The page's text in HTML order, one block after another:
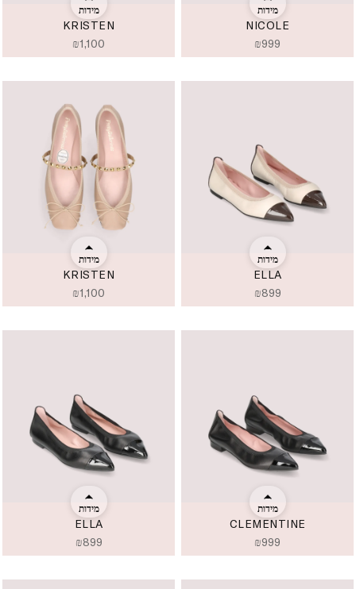
KRISTEN
₪1,100
מידות
NICOLE
₪999
מידות
KRISTEN
₪1,100
מידות
ELLA
₪899
מידות
ELLA
₪899
מידות
CLEMENTINE
₪999
מידות